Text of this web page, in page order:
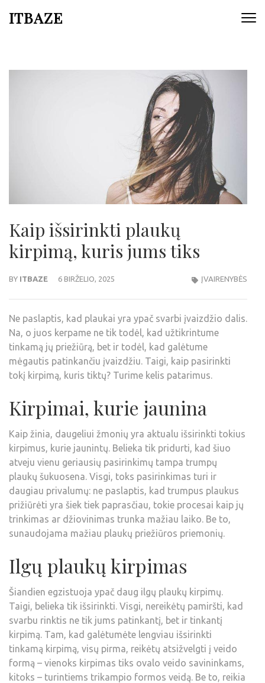
ITBAZE
Kaip išsirinkti plaukų
kirpimą, kuris jums tiks
BY ITBAZE 6 BIRŽELIO, 2025 ĮVAIRENYBĖS
Ne paslaptis, kad plaukai yra ypač svarbi įvaizdžio dalis.
Na, o juos kerpame ne tik todėl, kad užtikrintume
tinkamą jų priežiūrą, bet ir todėl, kad galėtume
mėgautis patinkančiu įvaizdžiu. Taigi, kaip pasirinkti
tokį kirpimą, kuris tiktų? Turime kelis patarimus.
Kirpimai, kurie jaunina
Kaip žinia, daugeliui žmonių yra aktualu išsirinkti tokius
kirpimus, kurie jaunintų. Belieka tik pridurti, kad šiuo
atveju vienu geriausių pasirinkimų tampa trumpų
plaukų šukuosena. Visgi, toks pasirinkimas turi ir
daugiau privalumų: ne paslaptis, kad trumpus plaukus
prižiūrėti yra šiek tiek paprasčiau, tokie procesai kaip jų
trinkimas ar džiovinimas trunka mažiau laiko. Be to,
sunaudojama mažiau plaukų priežiūros priemonių.
Ilgų plaukų kirpimas
Šiandien egzistuoja ypač daug ilgų plaukų kirpimų.
Taigi, belieka tik išsirinkti. Visgi, nereikėtų pamiršti, kad
svarbu rinktis ne tik jums patinkantį, bet ir tinkantį
kirpimą. Tam, kad galėtumėte lengviau išsirinkti
tinkamą kirpimą, visų pirma, reikėtų atsižvelgti į veido
formą – vienoks kirpimas tiks ovalo veido savininkams,
kitoks – turintiems trikampio formos veidą. Be to, reikia